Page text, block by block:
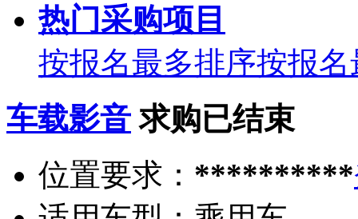
热门采购项目
按报名最多排序按报
车载影音 求购已结束
位置要求： **********